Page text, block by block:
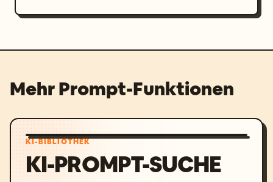
Mehr Prompt-Funktionen
KI-BIBLIOTHEK
KI-PROMPT-SUCHE